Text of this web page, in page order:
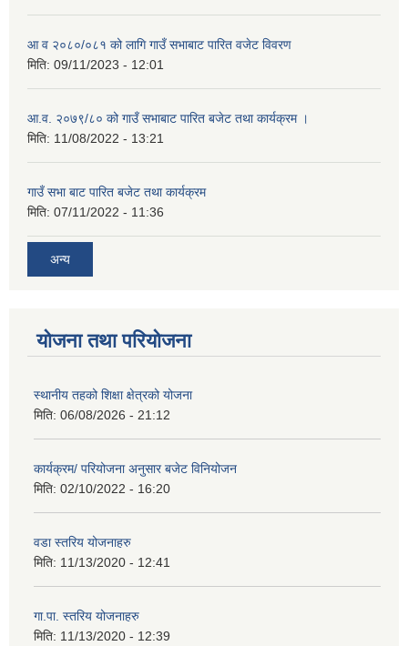
आ व २०८०/०८१ को लागि गाउँ सभाबाट पारित वजेट विवरण
मिति: 09/11/2023 - 12:01
आ.व. २०७९/८० को गाउँ सभाबाट पारित बजेट तथा कार्यक्रम ।
मिति: 11/08/2022 - 13:21
गाउँ सभा बाट पारित बजेट तथा कार्यक्रम
मिति: 07/11/2022 - 11:36
अन्य
योजना तथा परियोजना
स्थानीय तहको शिक्षा क्षेत्रको योजना
मिति: 06/08/2026 - 21:12
कार्यक्रम/ परियोजना अनुसार बजेट विनियोजन
मिति: 02/10/2022 - 16:20
वडा स्तरिय योजनाहरु
मिति: 11/13/2020 - 12:41
गा.पा. स्तरिय योजनाहरु
मिति: 11/13/2020 - 12:39